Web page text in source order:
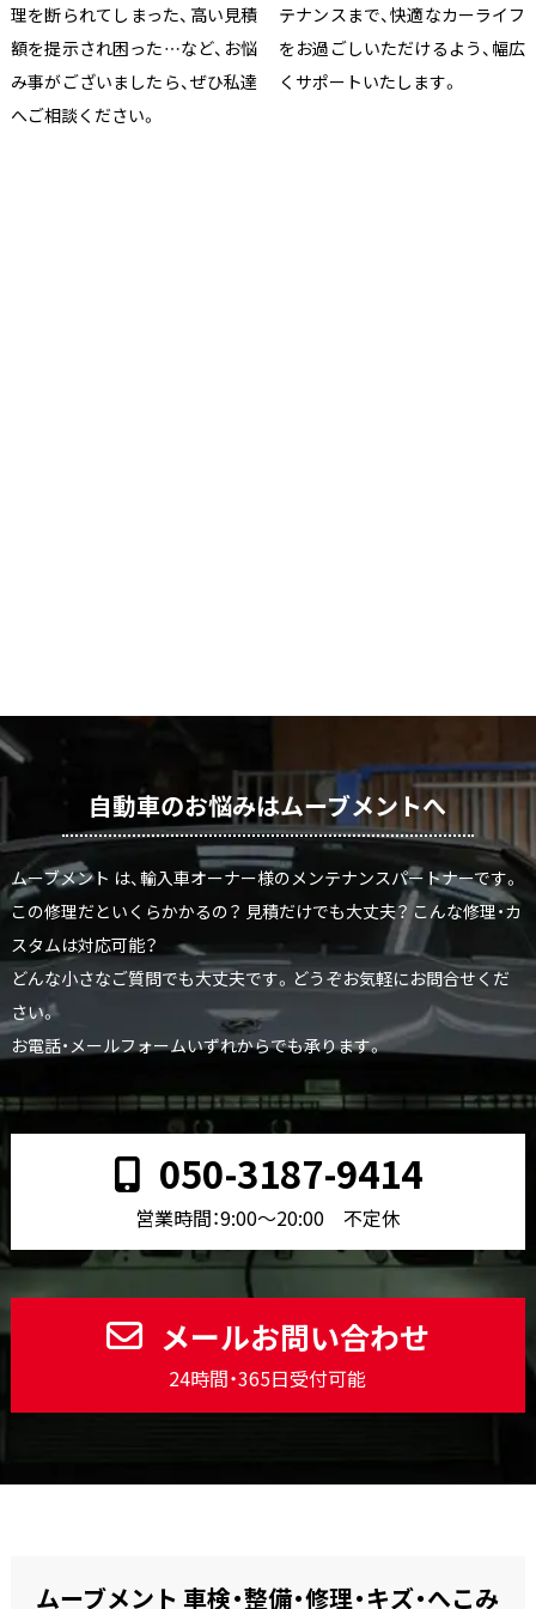
理を断られてしまった、高い見積
額を提示され困った…など、お悩
み事がございましたら、ぜひ私達
へご相談ください。
テナンスまで、快適なカーライフ
をお過ごしいただけるよう、幅広
くサポートいたします。
自動車のお悩みはムーブメントへ
ムーブメント は、輸入車オーナー様のメンテナンスパートナーです。
この修理だといくらかかるの？ 見積だけでも大丈夫？ こんな修理・カ
スタムは対応可能？
どんな小さなご質問でも大丈夫です。どうぞお気軽にお問合せくだ
さい。
お電話・メールフォームいずれからでも承ります。
050-3187-9414
営業時間：9:00〜20:00 不定休
メールお問い合わせ
24時間・365日受付可能
ムーブメント 車検・整備・修理・キズ・へこみ